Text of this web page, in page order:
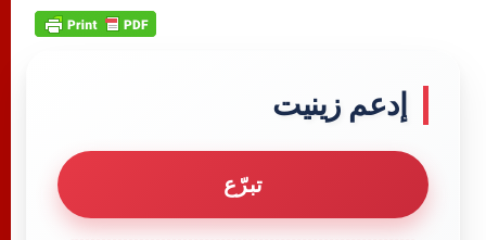
إدعم زينيت
تبرّع